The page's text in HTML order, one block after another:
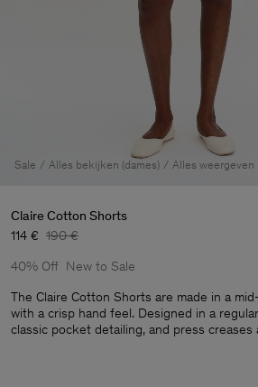
Sale Alles bekijken (dames) Alles weergeven
Claire Cotton Shorts
114 € 190 €
40% Off New to Sale
The Claire Cotton Shorts are made in a
with a crisp hand feel. Designed in a
classic pocket detailing, and press